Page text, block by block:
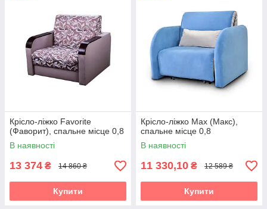
Крісло-ліжко Favorite
(Фаворит), спальне місце 0,8
В наявності
13 374 ₴ 14 860 ₴
Купити
Крісло-ліжко Max (Макс),
спальне місце 0,8
В наявності
11 330,10 ₴ 12 589 ₴
Купити